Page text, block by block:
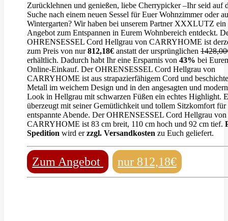
Zurücklehnen und genießen, liebe Cherrypicker –Ihr seid auf
Suche nach einem neuen Sessel für Euer Wohnzimmer oder
Wintergarten? Wir haben bei unserem Partner XXXLUTZ ein
Angebot zum Entspannen in Eurem Wohnbereich entdeckt.
OHRENSESSEL Cord Hellgrau von CARRYHOME ist
zum Preis von nur812,18€ anstatt der ursprünglichen
erhältlich. Dadurch habt Ihr eine Ersparnis von 43% bei
Online-Einkauf. Der OHRENSESSEL Cord Hellgrau von
CARRYHOME ist aus strapazierfähigem Cord und
Metall im weichem Design und in den angesagten und
Look in Hellgrau mit schwarzen Füßen ein echtes Highlight.
überzeugt mit seiner Gemütlichkeit und tollem Sitzkomfort für
entspannte Abende. Der OHRENSESSEL Cord Hellgrau von
CARRYHOME ist 83 cm breit, 110 cm hoch und 92 cm tief.
Spedition wird erzzgl. Versandkosten zu Euch geliefert.
Zum Angebot nur 812,18€